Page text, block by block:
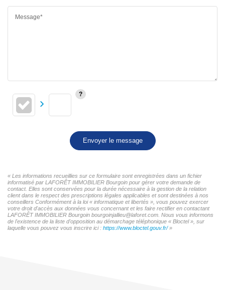
Message*
Envoyer le message
« Les informations recueillies sur ce formulaire sont enregistrées dans un fichier
informatisé par LAFORÊT IMMOBILIER Bourgoin pour gérer votre demande de
contact. Elles sont conservées pour la durée nécessaire à la gestion de la relation
client dans le respect des prescriptions légales applicables et sont destinées à nos
conseillers Conformément à la loi « informatique et libertés », vous pouvez exercer
votre droit d'accès aux données vous concernant et les faire rectifier en contactant
LAFORÊT IMMOBILIER Bourgoin bourgoinjallieu@laforet.com. Nous vous informons
de l'existence de la liste d'opposition au démarchage téléphonique « Bloctel », sur
laquelle vous pouvez vous inscrire ici : https://www.bloctel.gouv.fr/»